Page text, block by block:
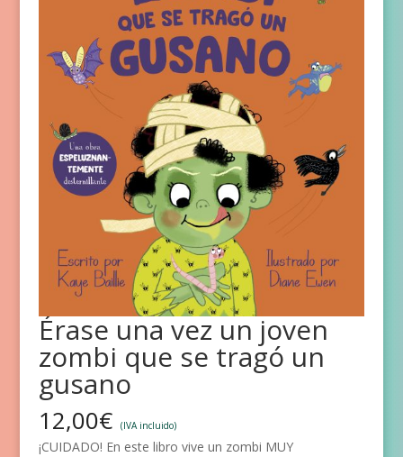
Érase una vez un joven
zombi que se tragó un
gusano
12,00€ (IVA incluido)
¡CUIDADO! En este libro vive un zombi MUY